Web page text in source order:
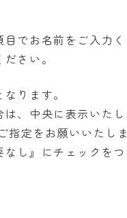
でお名前をご入力く
さい。
ります。
、中央に表示いたし
定をお願いいたしま
し』にチェックをつ